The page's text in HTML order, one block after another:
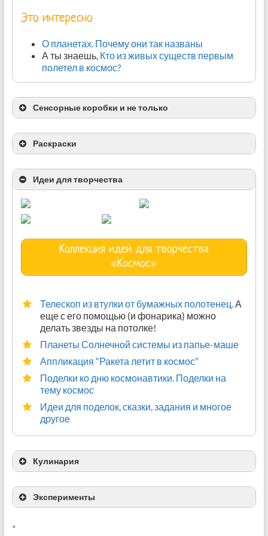
Это интересно
О планетах. Почему они так названы
А ты знаешь, Кто из живых существ первым
полетел в космос?
Сенсорные коробки и не только
метеориты из фольги
Космический мир
Космос в картонной коробке
Перчаточный ящик
Раскраски
Объёмная открытка – раскраска
Фото луны разных размеров.
Как нарисовать планету пеной для бритья
Как нарисовать планету, смешивая цвета
маркеров на водной основе
Рисуем как космонавты
Идеи для творчества
Коллекция идей для творчества
«Космос»
Телескоп из втулки от бумажных полотенец.А
еще с его помощью (и фонарика) можно
делать звезды на потолке!
Планеты Солнечной системы из папье-маше
Аппликация “Ракета летит в космос”
Поделки ко дню космонавтики. Поделки на
тему космос
Идеи для поделок, сказки, задания и многое
другое
Кулинария
Эксперименты
*